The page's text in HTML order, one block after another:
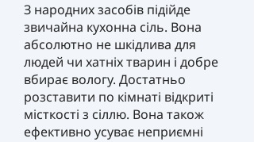
З народних засобів підійде
звичайна кухонна сіль. Вона
абсолютно не шкідлива для
людей чи хатніх тварин і добре
вбирає вологу. Достатньо
розставити по кімнаті відкриті
місткості з сіллю. Вона також
ефективно усуває неприємні